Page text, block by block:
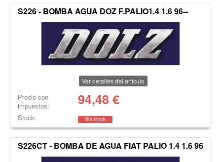
S226 - BOMBA AGUA DOZ F.PALIO1.4 1.6 96--
Ver detalles del artículo
Precio con
impuestos:
94,48 €
Stock: Sin stock
S226CT - BOMBA DE AGUA FIAT PALIO 1.4 1.6 96